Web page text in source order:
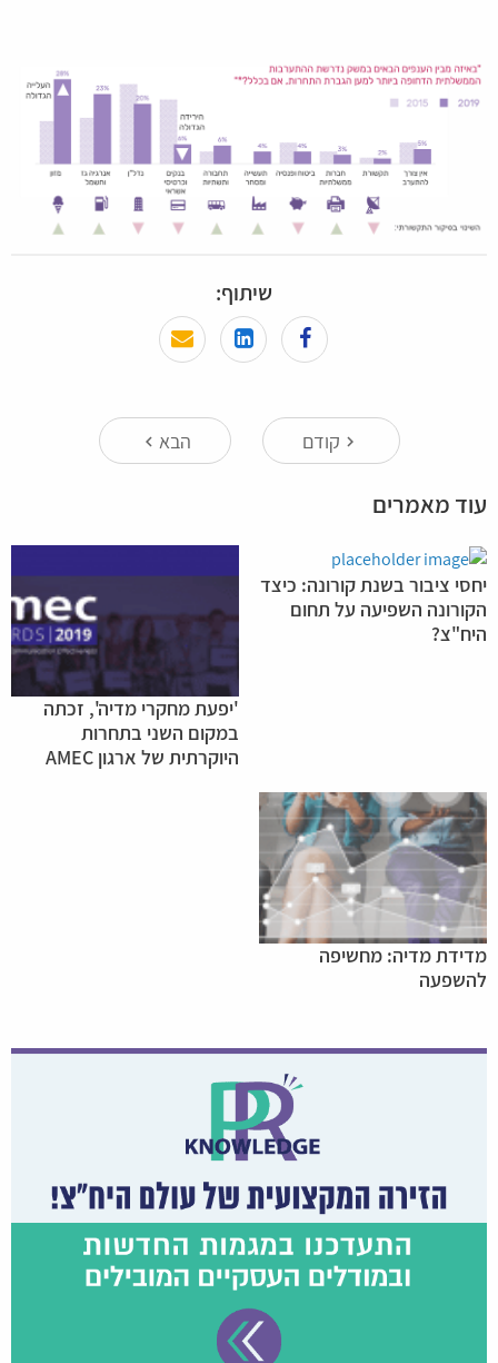
שיתוף:
keyboard_arrow_right קודם הבא keyboard_arrow_left
עוד מאמרים
יחסי ציבור בשנת קורונה: כיצד
הקורונה השפיעה על תחום
היח"צ?
'יפעת מחקרי מדיה', זכתה
במקום השני בתחרות
היוקרתית של ארגון AMEC
מדידת מדיה: מחשיפה
להשפעה